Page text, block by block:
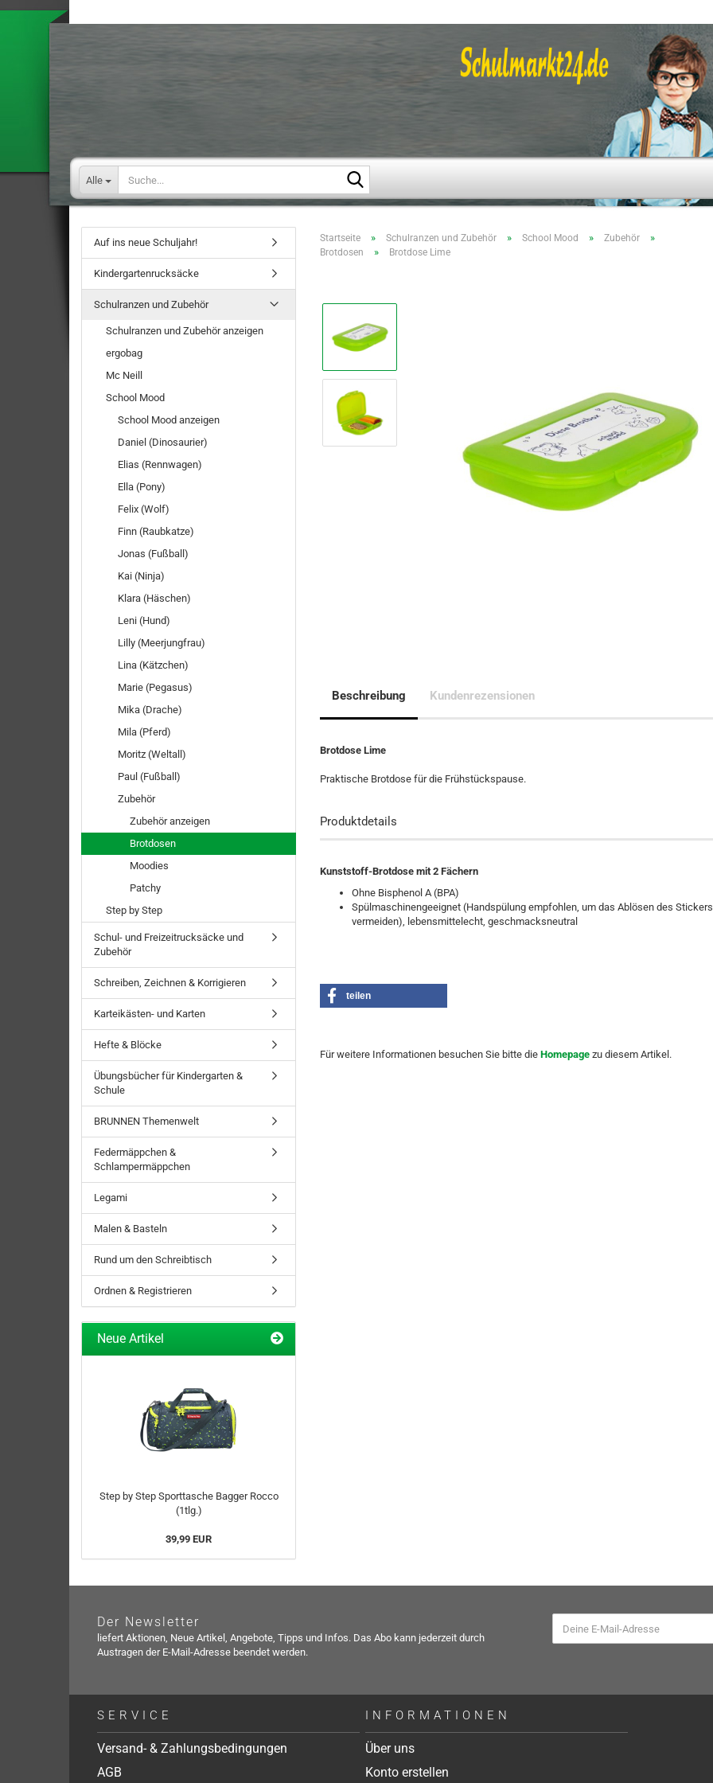
Alle
Startseite » Schulranzen und Zubehör » School Mood » Zubehör »
Brotdosen » Brotdose Lime
Beschreibung Kundenrezensionen
Brotdose Lime
Praktische Brotdose für die Frühstückspause.
Produktdetails
Kunststoff-Brotdose mit 2 Fächern
Ohne Bisphenol A (BPA)
Spülmaschinengeeignet (Handspülung empfohlen, um das Ablösen des
vermeiden), lebensmittelecht, geschmacksneutral
teilen
Für weitere Informationen besuchen Sie bitte die Homepage zu diesem Artikel.
Auf ins neue Schuljahr!
Kindergartenrucksäcke
Schulranzen und Zubehör
Schulranzen und Zubehör anzeigen
ergobag
Mc Neill
School Mood
School Mood anzeigen
Daniel (Dinosaurier)
Elias (Rennwagen)
Ella (Pony)
Felix (Wolf)
Finn (Raubkatze)
Jonas (Fußball)
Kai (Ninja)
Klara (Häschen)
Leni (Hund)
Lilly (Meerjungfrau)
Lina (Kätzchen)
Marie (Pegasus)
Mika (Drache)
Mila (Pferd)
Moritz (Weltall)
Paul (Fußball)
Zubehör
Zubehör anzeigen
Brotdosen
Moodies
Patchy
Step by Step
Schul- und Freizeitrucksäcke und
Zubehör
Schreiben, Zeichnen & Korrigieren
Karteikästen- und Karten
Hefte & Blöcke
Übungsbücher für Kindergarten &
Schule
BRUNNEN Themenwelt
Federmäppchen &
Schlampermäppchen
Legami
Malen & Basteln
Rund um den Schreibtisch
Ordnen & Registrieren
Neue Artikel
Step by Step Sporttasche Bagger Rocco
(1tlg.)
39,99 EUR
Der Newsletter
liefert Aktionen, Neue Artikel, Angebote, Tipps und Infos. Das Abo kann jederzeit durch
Austragen der E-Mail-Adresse beendet werden.
SERVICE
Versand- & Zahlungsbedingungen
AGB
INFORMATIONEN
Über uns
Konto erstellen